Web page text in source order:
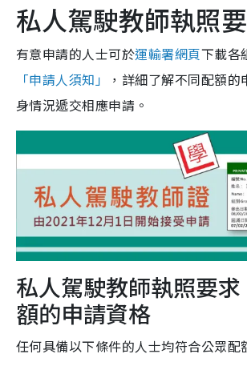
私人駕駛教師執照
有意申請的人士可於運輸署網頁下載各
「申請人須知」
，詳細了解不同配額的
身情況遞交相應申請。
私人駕駛教師執照要
額的申請資格
任何具備以下條件的人士均符合公眾配